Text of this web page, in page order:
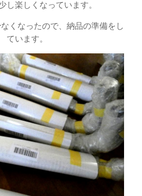
し楽しくなっています。
くなったので、納品の準備をし
ています。